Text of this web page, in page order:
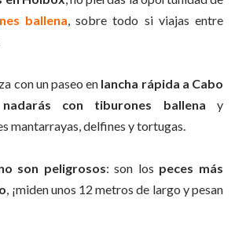
ballena , sobre todo si viajas entre
con un paseo en lancha rápida a Cabo
nadarás con tiburones ballena y
mantarrayas, delfines y tortugas.
son peligrosos: son los peces más
, ¡miden unos 12 metros de largo y pesan